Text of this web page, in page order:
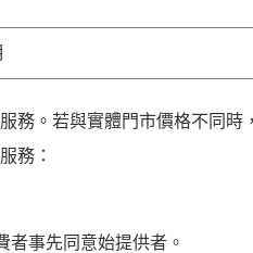
務。若與實體門市價格不同時
務：
事先同意始提供者。